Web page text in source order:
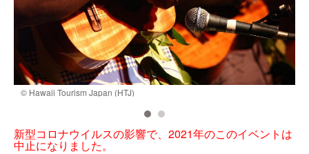
© Hawaii Tourism Japan (HTJ)
新型コロナウイルスの影響で、2021年のこのイベントは
中止になりました。